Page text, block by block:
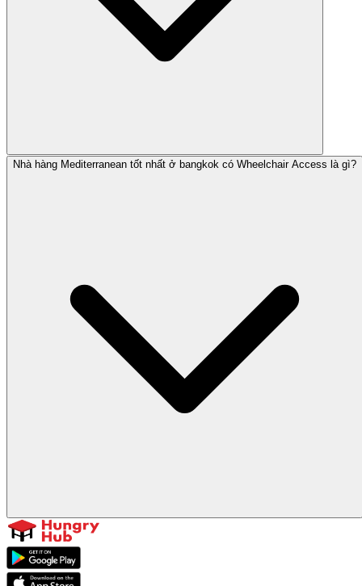
Nhà hàng Mediterranean tốt nhất ở bangkok có Wheelchair Access là gì?